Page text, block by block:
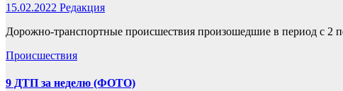
15.02.2022 Редакция
Дорожно-транспортные происшествия произошедшие в период с 2
Происшествия
9 ДТП за неделю (ФОТО)